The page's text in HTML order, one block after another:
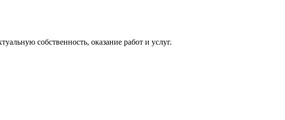
собственность, оказание работ и услуг.